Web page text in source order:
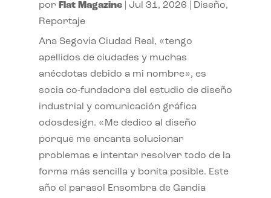
por Flat Magazine| Jul 31, 2026 Diseño,
Reportaje
Ana Segovia Ciudad Real, «tengo
apellidos de ciudades y muchas
anécdotas debido a mi nombre», es
socia co-fundadora del estudio de diseño
industrial y comunicación gráfica
odosdesign. «Me dedico al diseño
porque me encanta solucionar
problemas e intentar resolver todo de la
forma más sencilla y bonita posible. Este
año el parasol Ensombra de Gandia